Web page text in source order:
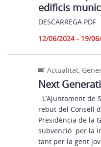
edificis
DESCARREGA PDF
12/06/2024 - 19/
Actualitat,
Next
L’Ajuntament de
rebut del Consell
Presidència de la
subvenció per la
tant per la gent